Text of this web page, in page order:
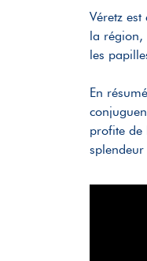
Véretz
la région,
les
En
profite de
splendeur